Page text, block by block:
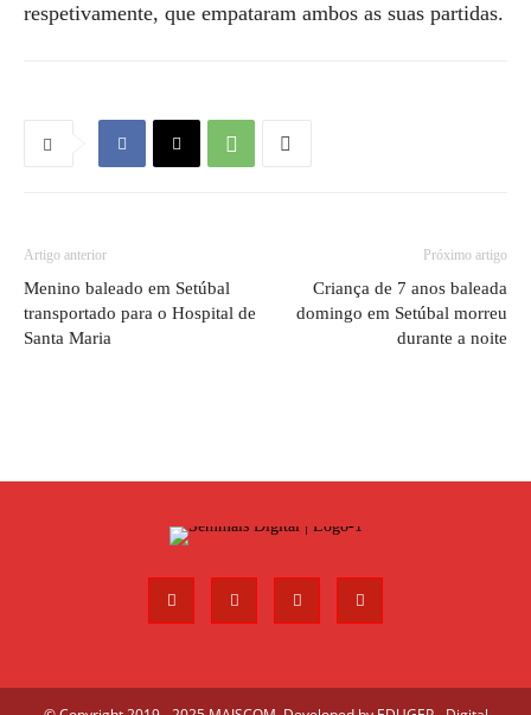
respetivamente, que empataram ambos as suas partidas.
Artigo anterior
Menino baleado em Setúbal
transportado para o Hospital de
Santa Maria
Próximo artigo
Criança de 7 anos baleada
domingo em Setúbal morreu
durante a noite